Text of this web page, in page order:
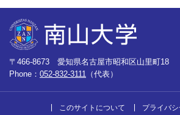
〒466-8673 愛知県名古屋市昭和区山里町18
Phone： 052-832-3111 （代表）
このサイトについて プライバ